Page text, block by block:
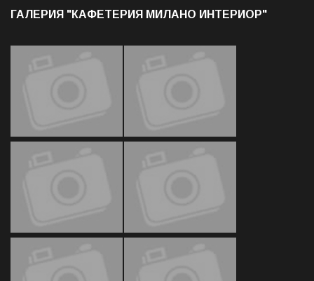
ГАЛЕРИЯ "КАФЕТЕРИЯ МИЛАНО ИНТЕРИОР"